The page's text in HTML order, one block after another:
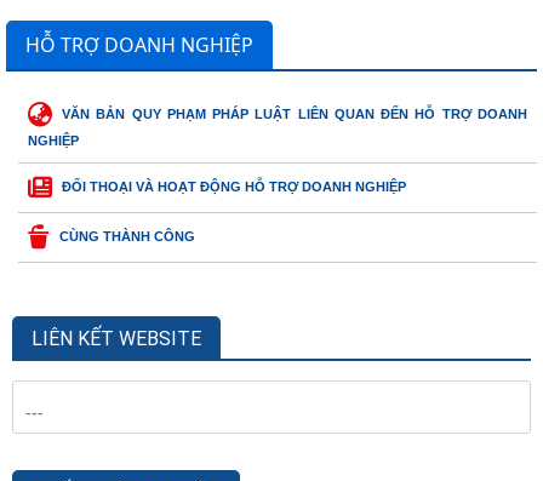
HỖ TRỢ DOANH NGHIỆP
VĂN BẢN QUY PHẠM PHÁP LUẬT LIÊN QUAN ĐẾN HỖ TRỢ DOANH
NGHIỆP
ĐỐI THOẠI VÀ HOẠT ĐỘNG HỖ TRỢ DOANH NGHIỆP
CÙNG THÀNH CÔNG
LIÊN KẾT WEBSITE